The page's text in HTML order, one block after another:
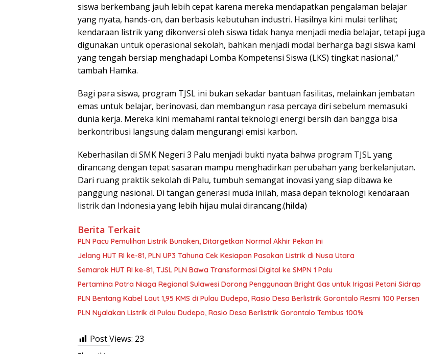
siswa berkembang jauh lebih cepat karena mereka mendapatkan pengalaman belajar
yang nyata, hands-on, dan berbasis kebutuhan industri. Hasilnya kini mulai terlihat;
kendaraan listrik yang dikonversi oleh siswa tidak hanya menjadi media belajar, tetapi juga
digunakan untuk operasional sekolah, bahkan menjadi modal berharga bagi siswa kami
yang tengah bersiap menghadapi Lomba Kompetensi Siswa (LKS) tingkat nasional,”
tambah Hamka.
Bagi para siswa, program TJSL ini bukan sekadar bantuan fasilitas, melainkan jembatan
emas untuk belajar, berinovasi, dan membangun rasa percaya diri sebelum memasuki
dunia kerja. Mereka kini memahami rantai teknologi energi bersih dan bangga bisa
berkontribusi langsung dalam mengurangi emisi karbon.
Keberhasilan di SMK Negeri 3 Palu menjadi bukti nyata bahwa program TJSL yang
dirancang dengan tepat sasaran mampu menghadirkan perubahan yang berkelanjutan.
Dari ruang praktik sekolah di Palu, tumbuh semangat inovasi yang siap dibawa ke
panggung nasional. Di tangan generasi muda inilah, masa depan teknologi kendaraan
listrik dan Indonesia yang lebih hijau mulai dirancang.(hilda)
Berita Terkait
PLN Pacu Pemulihan Listrik Bunaken, Ditargetkan Normal Akhir Pekan Ini
Jelang HUT RI ke-81, PLN UP3 Tahuna Cek Kesiapan Pasokan Listrik di Nusa Utara
Semarak HUT RI ke-81, TJSL PLN Bawa Transformasi Digital ke SMPN 1 Palu
Pertamina Patra Niaga Regional Sulawesi Dorong Penggunaan Bright Gas untuk Irigasi Petani Sidrap
PLN Bentang Kabel Laut 1,95 KMS di Pulau Dudepo, Rasio Desa Berlistrik Gorontalo Resmi 100 Persen
PLN Nyalakan Listrik di Pulau Dudepo, Rasio Desa Berlistrik Gorontalo Tembus 100%
Post Views: 23